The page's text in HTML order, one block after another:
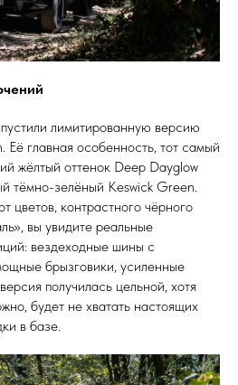
лимитированную версию
главная особенность, тот самый
жёлтый оттенок Deep Dayglow
тёмно-зелёный Keswick Green.
цветов, контрастного чёрного
вы увидите реальные
вездеходные шины с
брызговики, усиленные
получилась цельной, хотя
будет не хватать настоящих
в базе.